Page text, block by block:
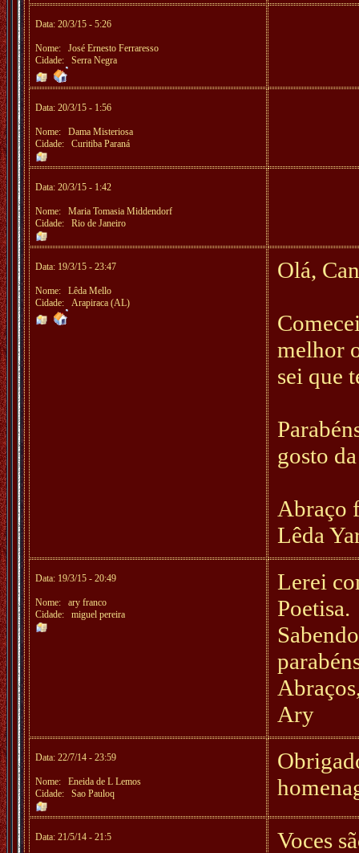
Data: 20/3/15 - 5:26
Nome: José Ernesto Ferraresso
Cidade: Serra Negra
Data: 20/3/15 - 1:56
Nome: Dama Misteriosa
Cidade: Curitiba Paraná
Data: 20/3/15 - 1:42
Nome: Maria Tomasia Middendorf
Cidade: Rio de Janeiro
Data: 19/3/15 - 23:47
Nome: Lêda Mello
Cidade: Arapiraca (AL)
Olá,
melhor
sei que
gosto
Abraço
Lêda
Data: 19/3/15 - 20:49
Nome: ary franco
Cidade: miguel pereira
Lerei
Poetisa.
Ary
Data: 22/7/14 - 23:59
Nome: Eneida de L Lemos
Cidade: Sao Pauloq
Data: 21/5/14 - 21:5 Voces